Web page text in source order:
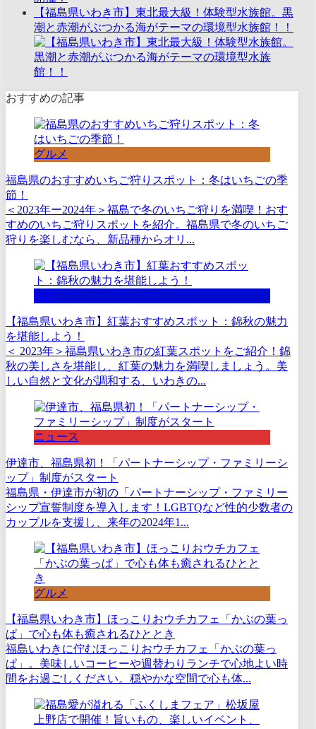
【福島県いわき市】東北最大級！体験型水族館。黒
潮と赤潮がぶつかる海がテーマの環境型水族館！！
おすすめの記事
グルメ
福島県のおすすめいちご狩りスポット：冬はいちごの季
節！
＜2023年ー2024年＞福島で冬のいちご狩りを満喫！おす
すめのいちご狩りスポットを紹介。福島県で冬のいちご
狩りを楽しむなら、新品種からオリ...
体験
【福島県いわき市】紅葉おすすめスポット：錦秋の魅力
を堪能しよう！
＜ 2023年＞福島県いわき市の紅葉スポットをご紹介！錦
秋の美しさを堪能し、紅葉の魅力を満喫しましょう。美
しい自然と文化が調和する、いわきの...
ニュース
伊達市、福島県初！「パートナーシップ・ファミリーシ
ップ」制度がスタート
福島県・伊達市が初の「パートナーシップ・ファミリー
シップ宣誓制度を導入します！LGBTQなど性的少数者の
カップルを支援し、来年の2024年1...
グルメ
【福島県いわき市】ほっこりおウチカフェ「かぶの葉っ
ぱ」で心も体も癒されるひととき
福島いわきに佇むほっこりおウチカフェ「かぶの葉っ
ぱ」。美味しいコーヒーや週替わりランチで心地よい時
間をお過ごしください。穏やかな空間で心も体...